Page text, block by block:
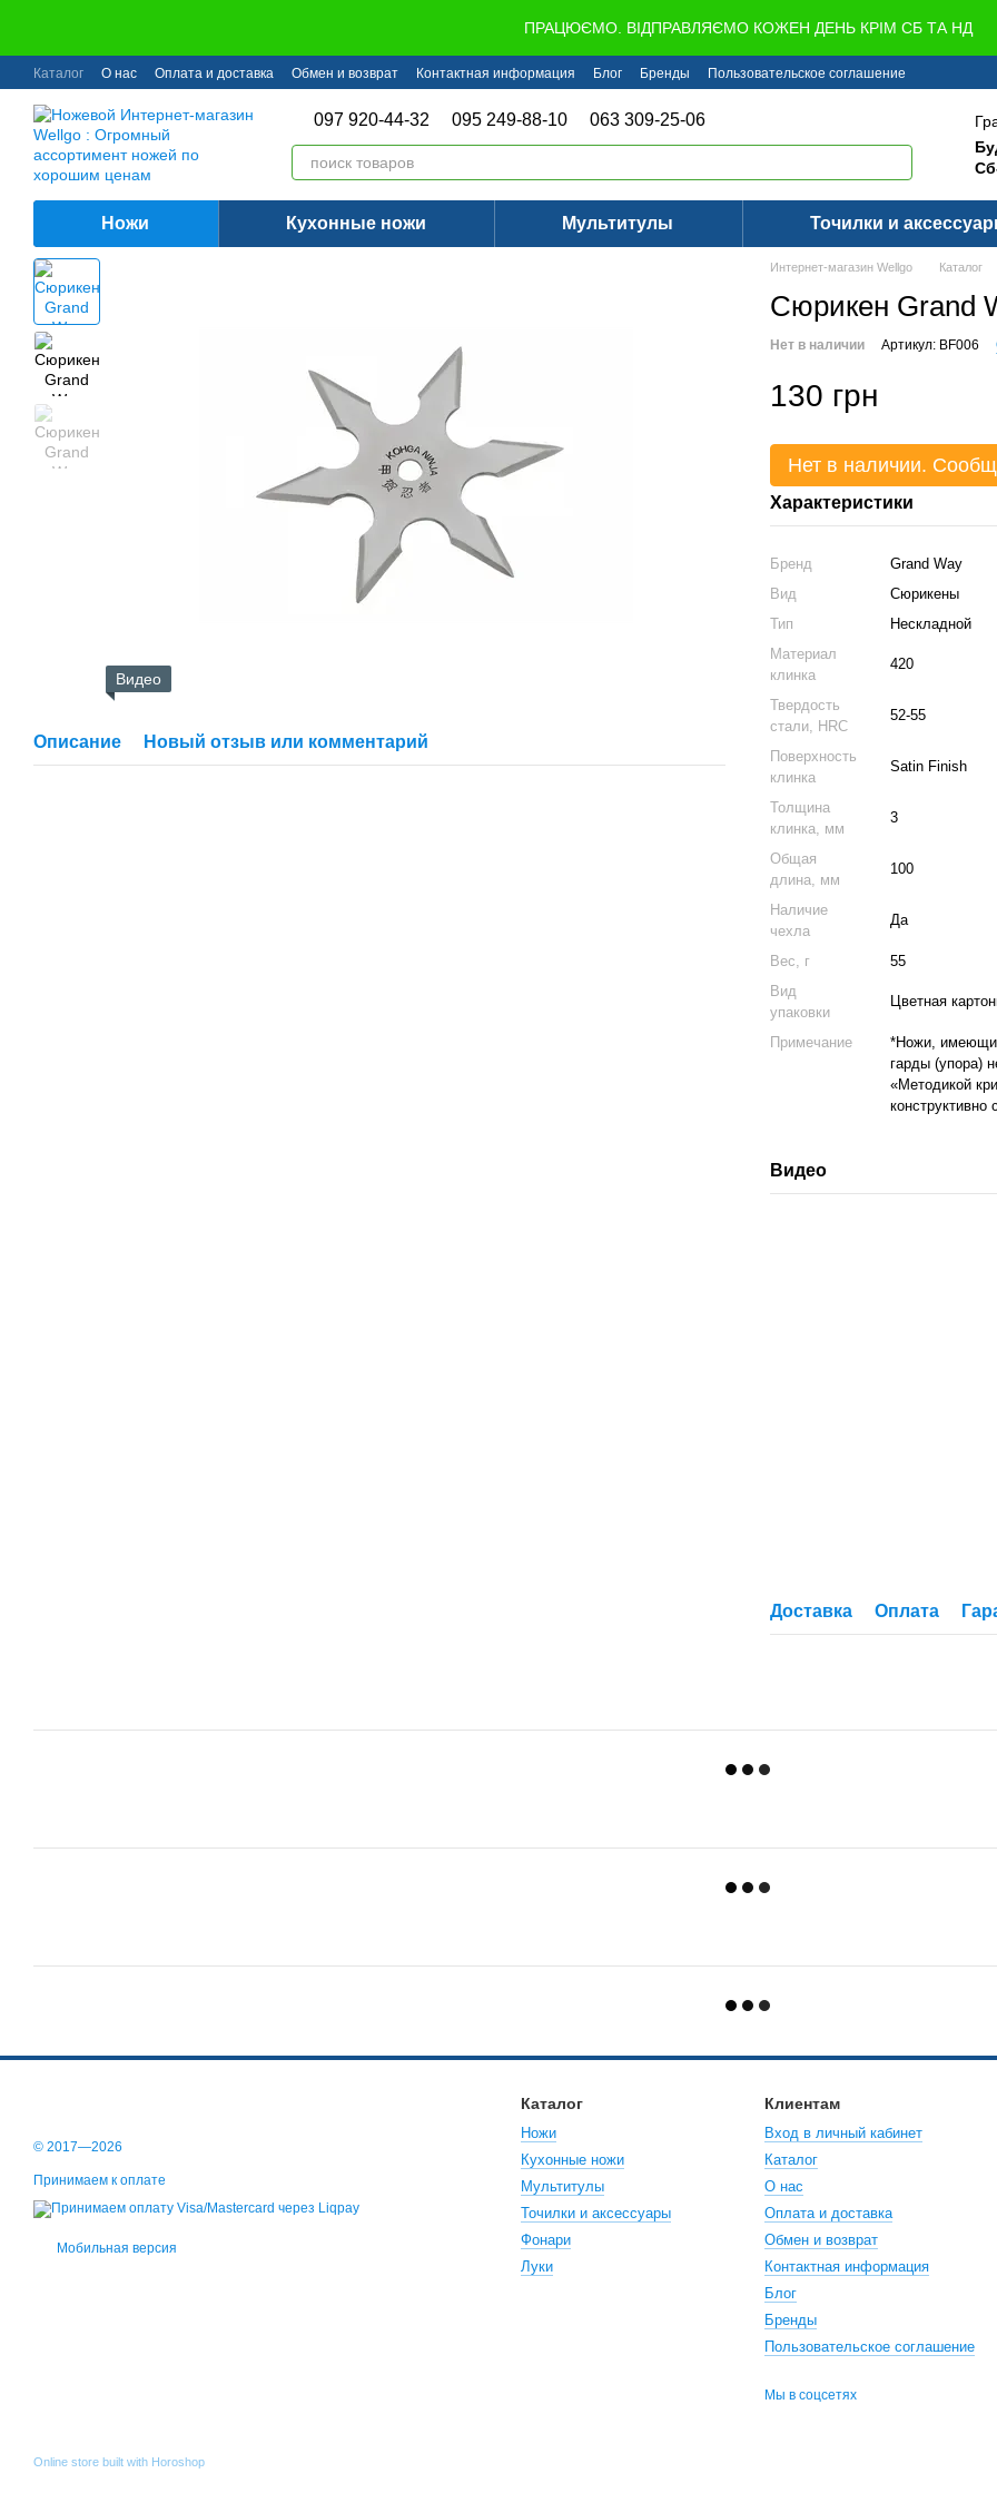
ПРАЦЮЄМО. ВІДПРАВЛЯЄМО КОЖЕН ДЕНЬ КРІМ СБ ТА НД
Каталог О нас Оплата и доставка Обмен и возврат Контактная информация Блог Бренды Пользовательское соглашение
097 920-44-32 095 249-88-10 063 309-25-06
Ножи Кухонные ножи Мультитулы Точилки и
Видео
Описание Новый отзыв или комментарий
Интернет-магазин Wellgo Каталог
Сюрикен Grand
Нет в наличии Артикул: BF006
130 грн
Нет в наличии.
Характеристики
Бренд
Grand Way
Вид
Сюрикены
Тип
Нескладной
Материал
клинка
420
Твердость
стали, HRC
52-55
Поверхность
клинка
Satin Finish
Толщина
клинка, мм
3
Общая
длина, мм
100
Наличие
чехла
Да
Вес, г
55
Вид
упаковки
Цветная
Примечание
*Ножи,
гарды (упора)
«Методикой
Видео
Доставка Оплата
© 2017—2026
Принимаем к оплате
Мобильная версия
Online store built with Horoshop
Каталог
Ножи
Кухонные ножи
Мультитулы
Точилки и аксессуары
Фонари
Луки
Клиентам
Вход в личный кабинет
Каталог
О нас
Оплата и доставка
Обмен и возврат
Контактная информация
Блог
Бренды
Пользовательское соглашение
Мы в соцсетях